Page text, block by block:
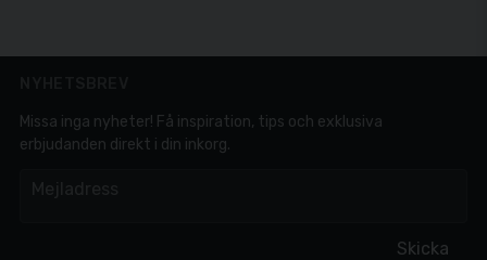
Skicka
Missa inga nyheter! Få inspiration, tips och exklusiva
erbjudanden direkt i din inkorg.